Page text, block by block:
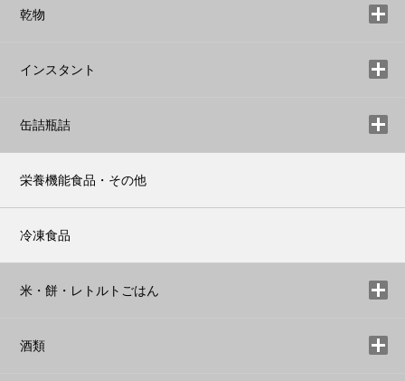
乾物
インスタント
缶詰瓶詰
栄養機能食品・その他
冷凍食品
米・餅・レトルトごはん
酒類